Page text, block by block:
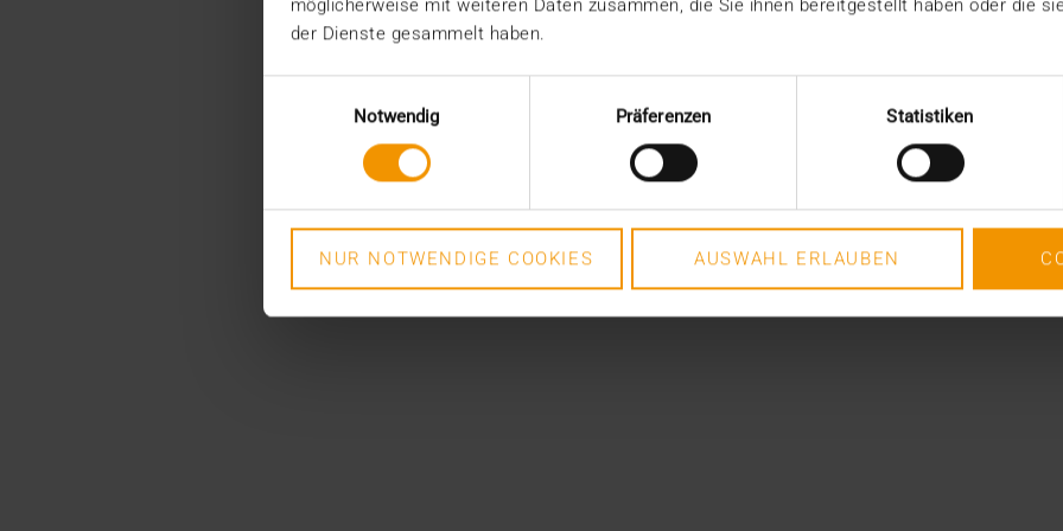
möglicherweise mit weiteren Daten zusammen, die Sie ihnen bereitgestellt haben oder die
der Dienste gesammelt haben.
Notwendig
Präferenzen Statistiken
NUR NOTWENDIGE COOKIES AUSWAHL ERLAUBEN